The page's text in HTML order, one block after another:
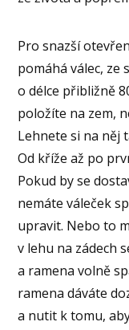
Pro snazší
pomáhá válec, ze
o délce přibližně
položíte na zem,
Lehnete si na něj
Od kříže až po
Pokud by se
nemáte váleček
upravit. Nebo to
v lehu na zádech
a ramena volně
ramena dáváte
a nutit k tomu,